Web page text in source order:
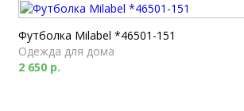
Футболка Milabel *46501-151
Одежда для дома
2 650 р.